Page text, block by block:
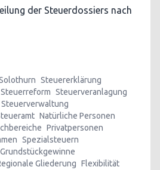
der Steuerdossiers nach
Steuererklärung
Steuerreform Steuerveranlagung
Steuerverwaltung
Natürliche Personen
Privatpersonen
Spezialsteuern
Grundstückgewinne
Gliederung Flexibilität